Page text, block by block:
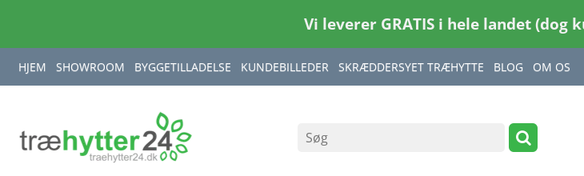
Vi leverer GRATIS i hele landet (dog
HJEM SHOWROOM BYGGETILLADELSE KUNDEBILLEDER SKRÆDDERSYET TRÆHYTTE BLOG OM OS